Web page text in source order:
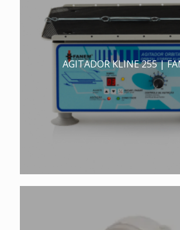
AGITADOR KLINE 255 |